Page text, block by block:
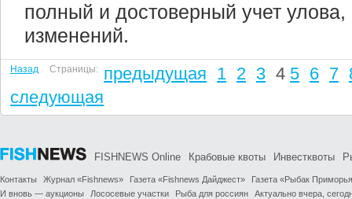
полный и достоверный учет улова,
изменений.
Назад Страницы: предыдущая 1 2 3 4 5 6 7
следующая
FISHNEWS Online Крабовые квоты Инвестквоты
Контакты Журнал «Fishnews» Газета «Fishnews Дайджест»
Газета «Рыбак
И вновь — аукционы
Лососевые участки Рыба для россиян Актуально вчера,